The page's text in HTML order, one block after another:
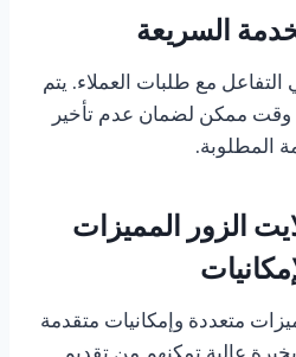
السريعة
مع طلبات العملاء. يتم
ممكن لضمان عدم تأخير
المطلوبة.
الزور المميزات
متعددة وإمكانيات متقدمة